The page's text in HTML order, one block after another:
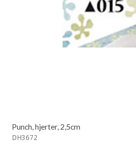
Punch, hjerter, 2,5cm
DH3672